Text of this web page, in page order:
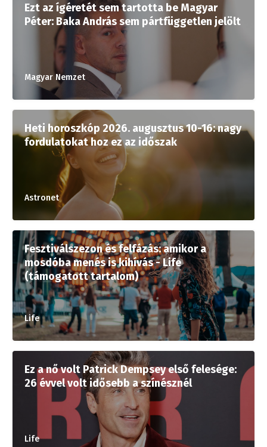
Ezt az ígéretét sem tartotta be Magyar
Péter: Baka András sem pártfüggetlen jelölt
Magyar Nemzet
Heti horoszkóp 2026. augusztus 10-16: nagy
fordulatokat hoz ez az időszak
Astronet
Fesztiválszezon és felfázás: amikor a
mosdóba menés is kihívás - Life
(támogatott tartalom)
Life
Ez a nő volt Patrick Dempsey első felesége:
26 évvel volt idősebb a színésznél
Life